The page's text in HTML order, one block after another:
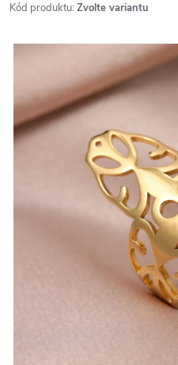
Kód produktu: Zvolte variantu